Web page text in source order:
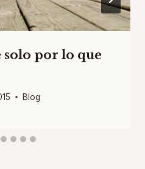
solo por lo que
Blog